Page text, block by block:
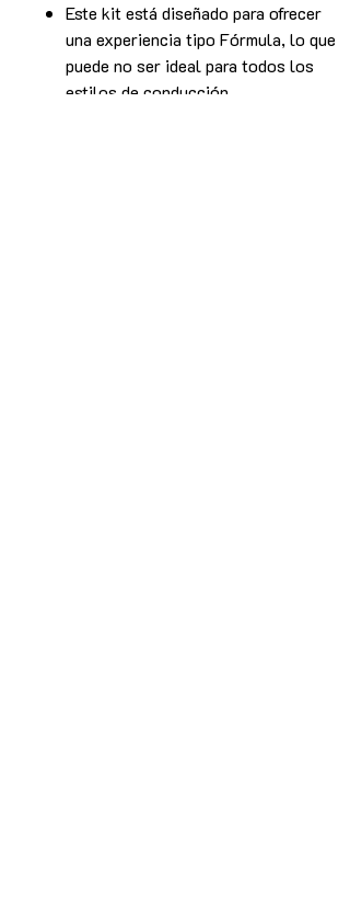
Este kit está diseñado para ofrecer
una experiencia tipo Fórmula, lo que
puede no ser ideal para todos los
estilos de conducción.